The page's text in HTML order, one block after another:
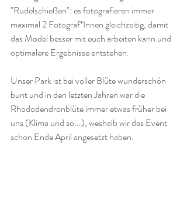
"Rudelschießen": es fotografieren immer
maximal 2 Fotograf*Innen gleichzeitig, damit
das Model besser mit euch arbeiten kann und
optimalere Ergebnisse entstehen.
Unser Park ist bei voller Blüte wunderschön
bunt und in den letzten Jahren war die
Rhododendronblüte immer etwas früher bei
uns (Klima und so...), weshalb wir das Event
schon Ende April angesetzt haben.